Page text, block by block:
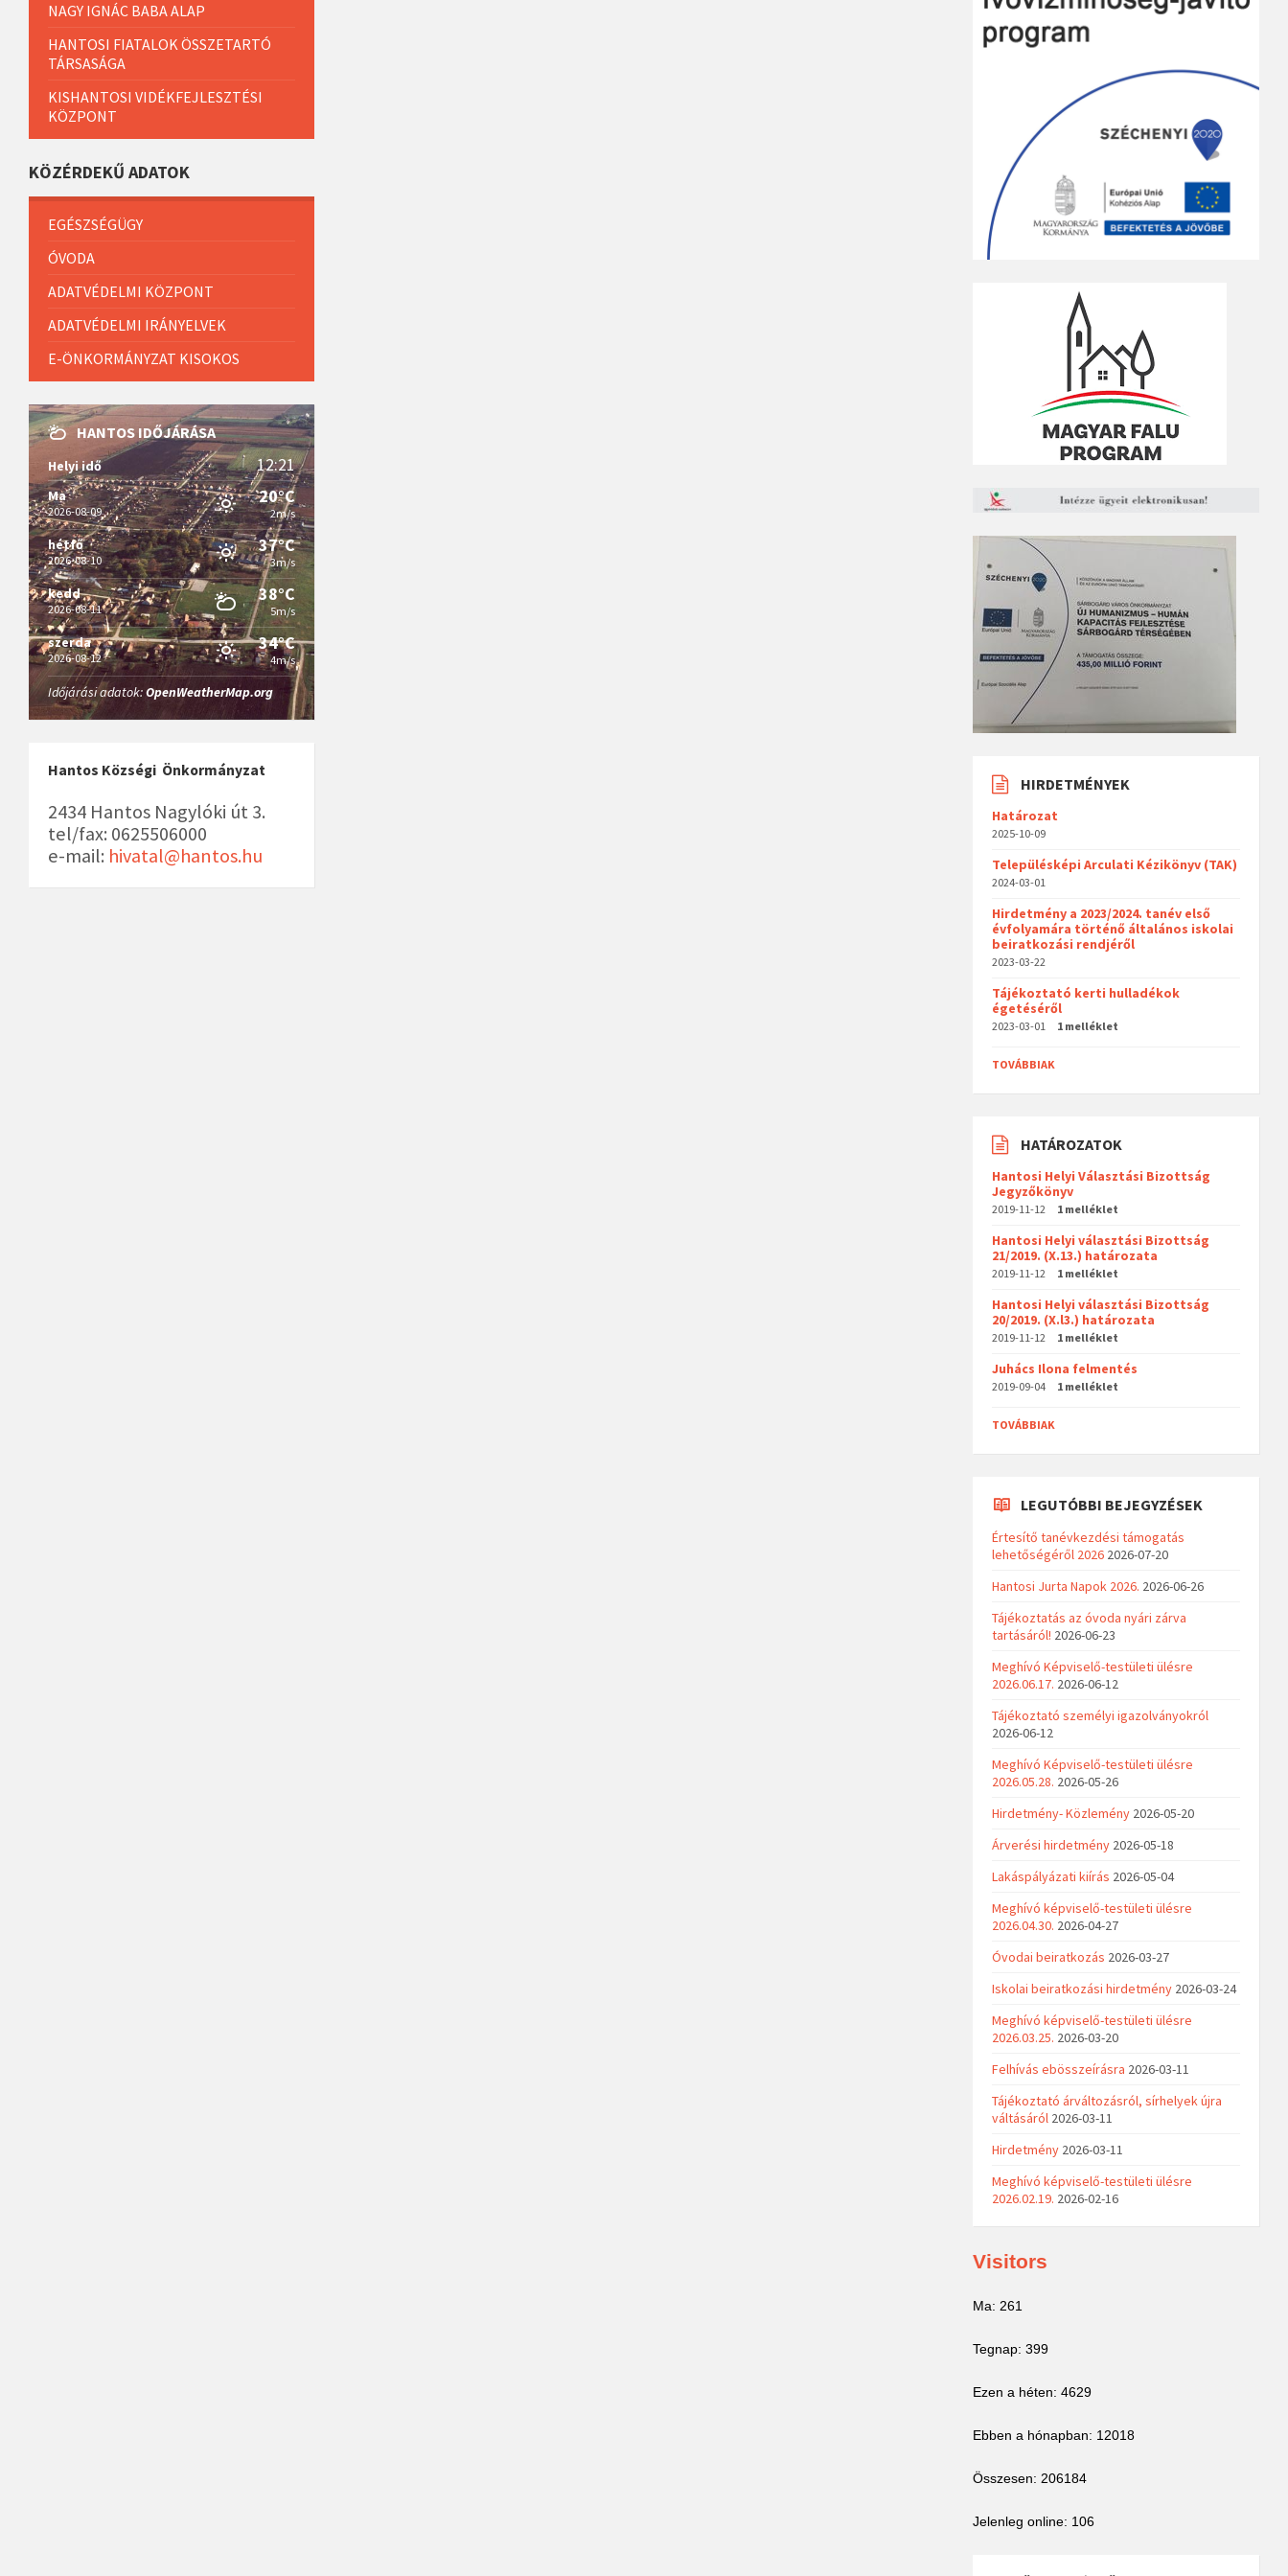
NAGY IGNÁC BABA ALAP
HANTOSI FIATALOK ÖSSZETARTÓ
TÁRSASÁGA
KISHANTOSI VIDÉKFEJLESZTÉSI
KÖZPONT
KÖZÉRDEKŰ ADATOK
EGÉSZSÉGÜGY
ÓVODA
ADATVÉDELMI KÖZPONT
ADATVÉDELMI IRÁNYELVEK
E-ÖNKORMÁNYZAT KISOKOS
HANTOS IDŐJÁRÁSA
Helyi idő 12:21
Ma
2026-08-09
20°C
2m/s
hétfő
2026-08-10
37°C
3m/s
kedd
2026-08-11
38°C
5m/s
szerda
2026-08-12
34°C
4m/s
Időjárási adatok:OpenWeatherMap.org
Hantos Községi Önkormányzat
2434 Hantos Nagylóki út 3.
tel/fax: 0625506000
e-mail: hivatal@hantos.hu
HIRDETMÉNYEK
Határozat
2025-10-09
Településképi Arculati Kézikönyv (TAK)
2024-03-01
Hirdetmény a 2023/2024. tanév első
évfolyamára történő általános iskolai
beiratkozási rendjéről
2023-03-22
Tájékoztató kerti hulladékok
égetéséről
2023-03-01 1 melléklet
TOVÁBBIAK
HATÁROZATOK
Hantosi Helyi Választási Bizottság
Jegyzőkönyv
2019-11-12 1 melléklet
Hantosi Helyi választási Bizottság
21/2019. (X.13.) határozata
2019-11-12 1 melléklet
Hantosi Helyi választási Bizottság
20/2019. (X.l3.) határozata
2019-11-12 1 melléklet
Juhács Ilona felmentés
2019-09-04 1 melléklet
TOVÁBBIAK
LEGUTÓBBI BEJEGYZÉSEK
Értesítő tanévkezdési támogatás
lehetőségéről 2026 2026-07-20
Hantosi Jurta Napok 2026. 2026-06-26
Tájékoztatás az óvoda nyári zárva
tartásáról! 2026-06-23
Meghívó Képviselő-testületi ülésre
2026.06.17. 2026-06-12
Tájékoztató személyi igazolványokról
2026-06-12
Meghívó Képviselő-testületi ülésre
2026.05.28. 2026-05-26
Hirdetmény- Közlemény 2026-05-20
Árverési hirdetmény 2026-05-18
Lakáspályázati kiírás 2026-05-04
Meghívó képviselő-testületi ülésre
2026.04.30. 2026-04-27
Óvodai beiratkozás 2026-03-27
Iskolai beiratkozási hirdetmény 2026-03-24
Meghívó képviselő-testületi ülésre
2026.03.25. 2026-03-20
Felhívás ebösszeírásra 2026-03-11
Tájékoztató árváltozásról, sírhelyek újra
váltásáról 2026-03-11
Hirdetmény 2026-03-11
Meghívó képviselő-testületi ülésre
2026.02.19. 2026-02-16
Visitors
Ma: 261
Tegnap: 399
Ezen a héten: 4629
Ebben a hónapban: 12018
Összesen: 206184
Jelenleg online: 106